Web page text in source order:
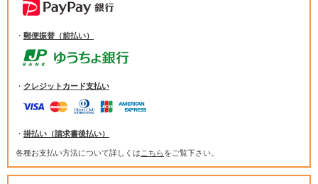
・ 郵便振替（前払い）
・ クレジットカード支払い
・ 掛払い（請求書後払い）
各種お支払い方法について詳しくは こちらをご覧下さい。